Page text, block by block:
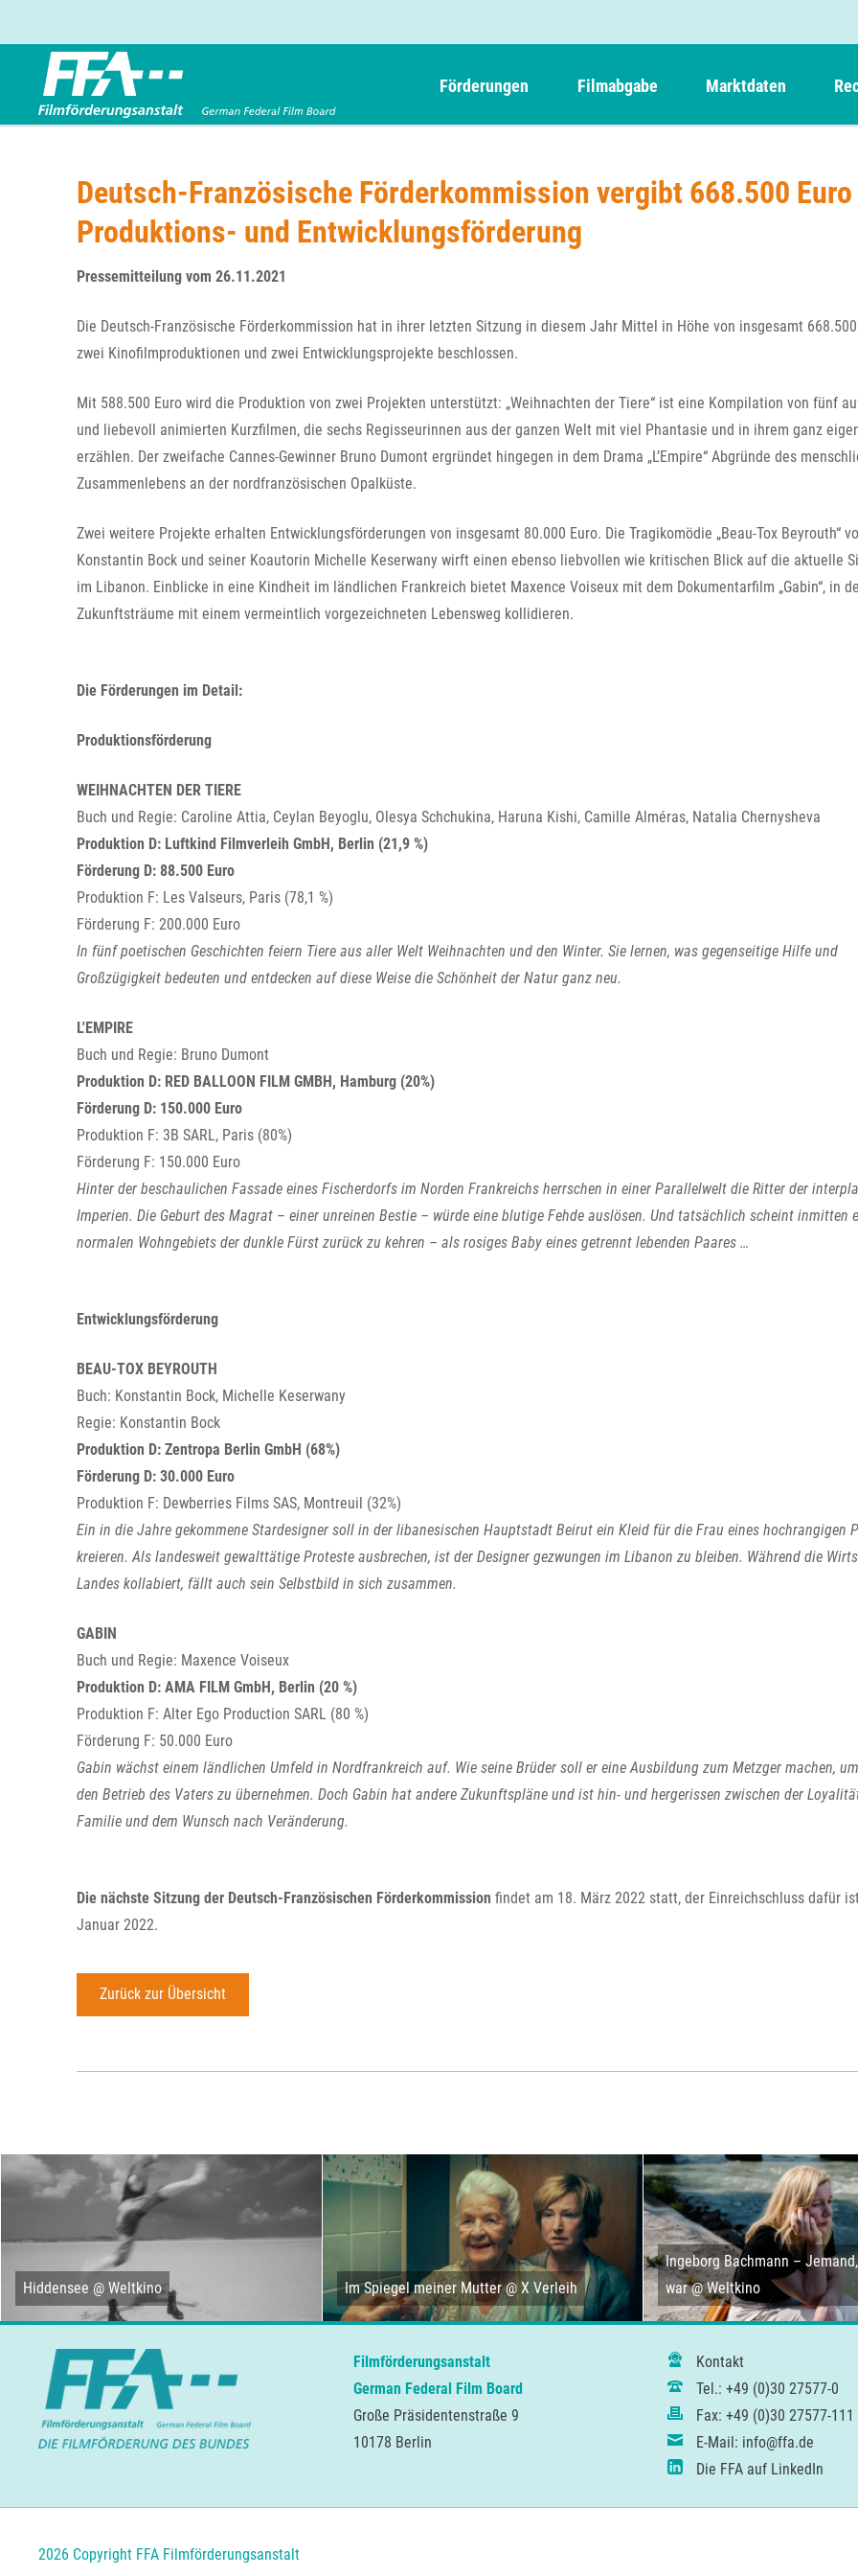
Förderungen
Entwicklungsförderung
Produktionsförderung
Verleihförderung
Folgevorhaben aus BKM-Preismitteln
Navigation
überspringen
Einreich- und Sitzungstermine
Webinare
Förderergebnisse
Filmabgabe
Filmabgabe von Videoprogrammanbietern
Filmabgabe von Fernsehveranstaltern
Marktdaten
FFA 2025
Die FFA in Kürze
Gremien
Referendariat
Kurzfilmpreis Short Tiger
German Films und Vision Kino
Der besondere Kinderfilm
Deutsch-Französische Förderkommission vergibt 668.500 Euro
Produktions- und Entwicklungsförderung
Pressemitteilung vom 26.11.2021
Die Deutsch-Französische Förderkommission hat in ihrer letzten Sitzung in diesem Jahr Mittel in Höhe von insgesamt
zwei Kinofilmproduktionen und zwei Entwicklungsprojekte beschlossen.
Mit 588.500 Euro wird die Produktion von zwei Projekten unterstützt: „Weihnachten der Tiere“ ist eine Kompilation von fünf
und liebevoll animierten Kurzfilmen, die sechs Regisseurinnen aus der ganzen Welt mit viel Phantasie und in ihrem ganz
erzählen. Der zweifache Cannes-Gewinner Bruno Dumont ergründet hingegen in dem Drama „L’Empire“ Abgründe des
Zusammenlebens an der nordfranzösischen Opalküste.
Zwei weitere Projekte erhalten Entwicklungsförderungen von insgesamt 80.000 Euro. Die Tragikomödie „Beau-Tox Beyrouth“
Konstantin Bock und seiner Koautorin Michelle Keserwany wirft einen ebenso liebvollen wie kritischen Blick auf die aktuelle
im Libanon. Einblicke in eine Kindheit im ländlichen Frankreich bietet Maxence Voiseux mit dem Dokumentarfilm „Gabin“, in
Zukunftsträume mit einem vermeintlich vorgezeichneten Lebensweg kollidieren.
Die Förderungen im Detail:
Produktionsförderung
WEIHNACHTEN DER TIERE
Buch und Regie: Caroline Attia, Ceylan Beyoglu, Olesya Schchukina, Haruna Kishi, Camille Alméras, Natalia Chernysheva
Produktion D: Luftkind Filmverleih GmbH, Berlin (21,9 %)
Förderung D: 88.500 Euro
Produktion F: Les Valseurs, Paris (78,1 %)
Förderung F: 200.000 Euro
In fünf poetischen Geschichten feiern Tiere aus aller Welt Weihnachten und den Winter. Sie lernen, was gegenseitige Hilfe und
Großzügigkeit bedeuten und entdecken auf diese Weise die Schönheit der Natur ganz neu.
L'EMPIRE
Buch und Regie: Bruno Dumont
Produktion D: RED BALLOON FILM GMBH, Hamburg (20%)
Förderung D: 150.000 Euro
Produktion F: 3B SARL, Paris (80%)
Förderung F: 150.000 Euro
Hinter der beschaulichen Fassade eines Fischerdorfs im Norden Frankreichs herrschen in einer Parallelwelt die Ritter der
Imperien. Die Geburt des Magrat – einer unreinen Bestie – würde eine blutige Fehde auslösen. Und tatsächlich scheint inmitten
normalen Wohngebiets der dunkle Fürst zurück zu kehren – als rosiges Baby eines getrennt lebenden Paares …
Entwicklungsförderung
BEAU-TOX BEYROUTH
Buch: Konstantin Bock, Michelle Keserwany
Regie: Konstantin Bock
Produktion D: Zentropa Berlin GmbH (68%)
Förderung D: 30.000 Euro
Produktion F: Dewberries Films SAS, Montreuil (32%)
Ein in die Jahre gekommene Stardesigner soll in der libanesischen Hauptstadt Beirut ein Kleid für die Frau eines hochrangigen
kreieren. Als landesweit gewalttätige Proteste ausbrechen, ist der Designer gezwungen im Libanon zu bleiben. Während die
Landes kollabiert, fällt auch sein Selbstbild in sich zusammen.
GABIN
Buch und Regie: Maxence Voiseux
Produktion D: AMA FILM GmbH, Berlin (20 %)
Produktion F: Alter Ego Production SARL (80 %)
Förderung F: 50.000 Euro
Gabin wächst einem ländlichen Umfeld in Nordfrankreich auf. Wie seine Brüder soll er eine Ausbildung zum Metzger machen,
den Betrieb des Vaters zu übernehmen. Doch Gabin hat andere Zukunftspläne und ist hin- und hergerissen zwischen der
Familie und dem Wunsch nach Veränderung.
Die nächste Sitzung der Deutsch-Französischen Förderkommission findet am 18. März 2022 statt, der Einreichschluss dafür
Januar 2022.
Zurück zur Übersicht
Hiddensee @ Weltkino Im Spiegel meiner Mutter @ X Verleih
Ingeborg Bachmann –
war @ Weltkino
Filmförderungsanstalt
German Federal Film Board
Große Präsidentenstraße 9
10178 Berlin
Kontakt
Tel.: +49 (0)30 27577-0
Fax: +49 (0)30 27577-111
E-Mail: info@ffa.de
Die FFA auf LinkedIn
2026 Copyright FFA Filmförderungsanstalt